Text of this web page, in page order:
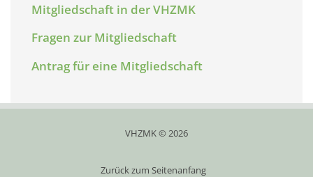
Mitgliedschaft in der VHZMK
Fragen zur Mitgliedschaft
Antrag für eine Mitgliedschaft
VHZMK © 2026
Zurück zum Seitenanfang